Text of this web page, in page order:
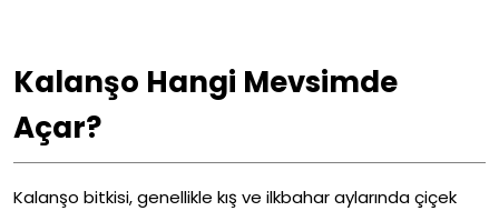
Kalanşo Hangi Mevsimde
Açar?
Kalanşo bitkisi, genellikle kış ve ilkbahar aylarında çiçek